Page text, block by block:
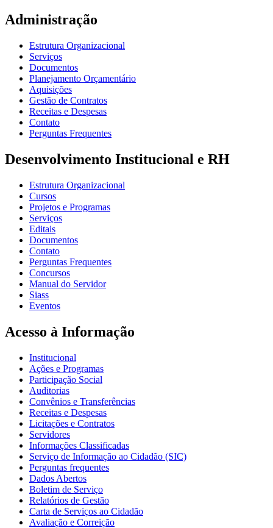
Administração
Estrutura Organizacional
Serviços
Documentos
Planejamento Orçamentário
Aquisições
Gestão de Contratos
Receitas e Despesas
Contato
Perguntas Frequentes
Desenvolvimento Institucional e RH
Estrutura Organizacional
Cursos
Projetos e Programas
Serviços
Editais
Documentos
Contato
Perguntas Frequentes
Concursos
Manual do Servidor
Siass
Eventos
Acesso à Informação
Institucional
Ações e Programas
Participação Social
Auditorias
Convênios e Transferências
Receitas e Despesas
Licitações e Contratos
Servidores
Informações Classificadas
Serviço de Informação ao Cidadão (SIC)
Perguntas frequentes
Dados Abertos
Boletim de Serviço
Relatórios de Gestão
Carta de Serviços ao Cidadão
Avaliação e Correição